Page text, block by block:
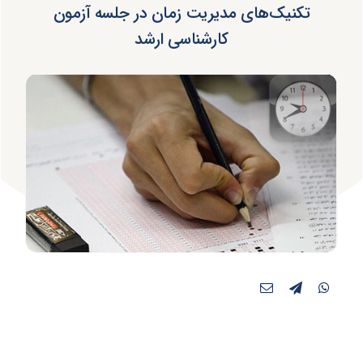
تکنیک‌های مدیریت زمان در جلسه آزمون
کارشناسی ارشد